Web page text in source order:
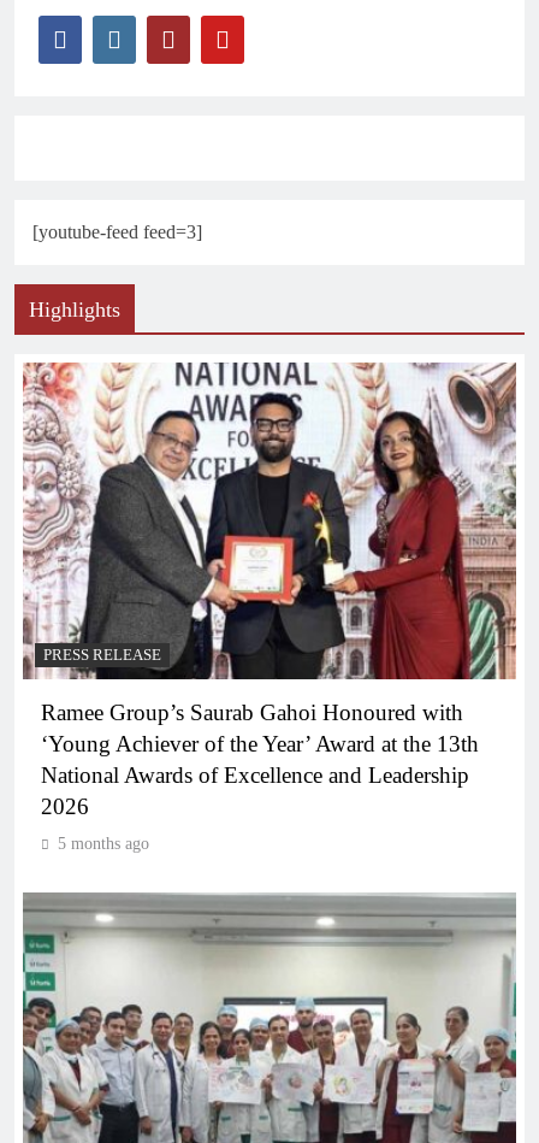
[youtube-feed feed=3]
Highlights
PRESS RELEASE
Ramee Group’s Saurab Gahoi Honoured with
‘Young Achiever of the Year’ Award at the 13th
National Awards of Excellence and Leadership
2026
5 months ago